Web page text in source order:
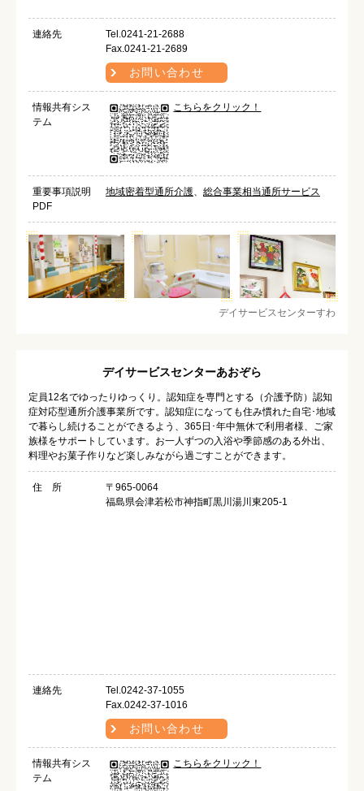
連絡先
Tel.0241-21-2688
Fax.0241-21-2689
お問い合わせ
情報共有シス
テム
こちらをクリック！
重要事項説明
PDF
地域密着型通所介護 総合事業相当通所サービス
デイサービスセンターすわ
デイサービスセンターあおぞら
定員12名でゆったりゆっくり。認知症を専門とする（介護予防）認知
症対応型通所介護事業所です。認知症になっても住み慣れた自宅･地域
で暮らし続けることができるよう、365日･年中無休で利用者様、ご家
族様をサポートしています。お一人ずつの入浴や季節感のある外出、
料理やお菓子作りなど楽しみながら過ごすことができます。
住 所
〒965-0064
福島県会津若松市神指町黒川湯川東205-1
連絡先
Tel.0242-37-1055
Fax.0242-37-1016
お問い合わせ
情報共有シス
テム
こちらをクリック！